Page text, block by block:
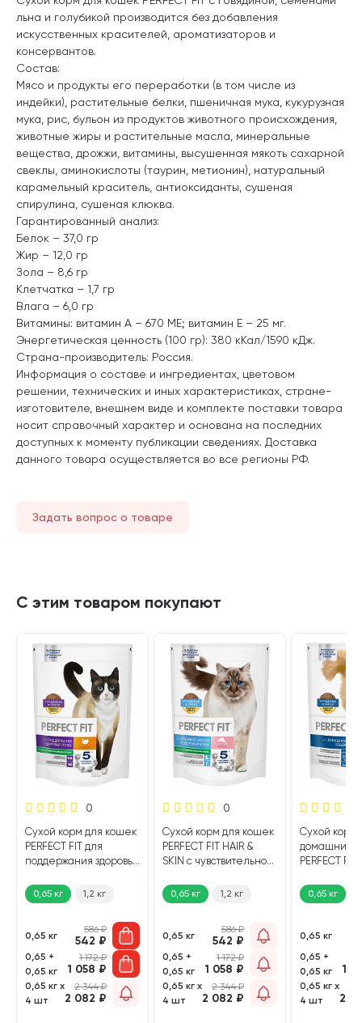
льна и голубикой производится без добавления
искусственных красителей, ароматизаторов и
консервантов.
Состав:
Мясо и продукты его переработки (в том числе из
индейки), растительные белки, пшеничная мука, кукурузная
мука, рис, бульон из продуктов животного происхождения,
животные жиры и растительные масла, минеральные
вещества, дрожжи, витамины, высушенная мякоть сахарной
свеклы, аминокислоты (таурин, метионин), натуральный
карамельный краситель, антиоксиданты, сушеная
спирулина, сушеная клюква.
Гарантированный анализ:
Белок – 37,0 гр
Жир – 12,0 гр
Зола – 8,6 гр
Клетчатка – 1,7 гр
Влага – 6,0 гр
Витамины: витамин А – 670 МЕ; витамин Е – 25 мг.
Энергетическая ценность (100 гр): 380 кКал/1590 кДж.
Страна-производитель: Россия.
Информация о составе и ингредиентах, цветовом
решении, технических и иных характеристиках, стране-
изготовителе, внешнем виде и комплекте поставки товара
носит справочный характер и основана на последних
доступных к моменту публикации сведениях. Доставка
данного товара осуществляется во все регионы РФ.
Задать вопрос о товаре
С этим товаром покупают
0
Сухой корм для кошек
PERFECT FIT для
поддержания здоровья
кг)0,65 кг 1,2 кг
0,65 кг
586₽
542 ₽
0,65 +
0,65 кг
1 172₽
1 058 ₽
0,65 кг х
4 шт
2 344₽
2 082 ₽
0
Сухой корм для кошек
PERFECT FIT HAIR &
SKIN с чувствительной
лосось (0,65 кг)
0,65 кг 1,2 кг
0,65 кг
586₽
542 ₽
0,65 +
0,65 кг
1 172₽
1 058 ₽
0,65 кг х
4 шт
2 344₽
2 082 ₽
Сухой корм
домашних
PERFECT
0,65 кг
0,65 кг
0,65 +
0,65 кг
1
0,65 кг х
4 шт
2